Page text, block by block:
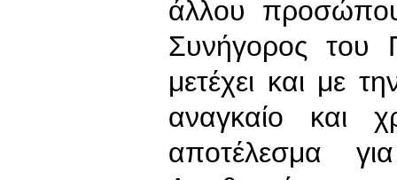
άλλου
Συνήγορος του
μετέχει και με
αναγκαίο και
αποτέλεσμα